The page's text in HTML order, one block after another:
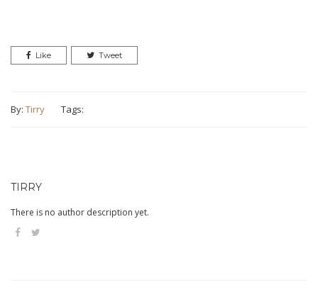
Like Tweet
By: Tirry Tags:
TIRRY
There is no author description yet.